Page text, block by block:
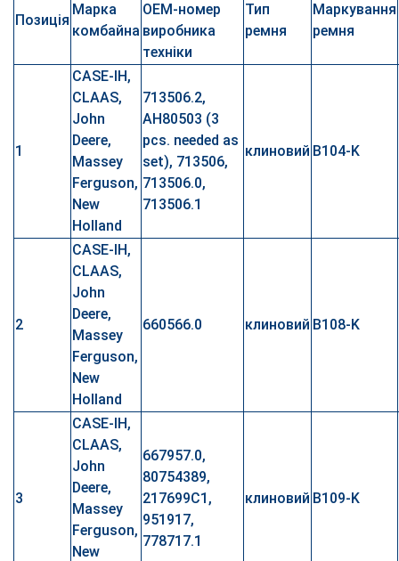
Позиція
Марка
комбайна
OEM-номер
виробника
техніки
Тип
ремня
Маркування
ремня
1
CASE-IH,
CLAAS,
John
Deere,
Massey
Ferguson,
New
Holland
713506.2,
AH80503 (3
pcs. needed as
set), 713506,
713506.0,
713506.1
клиновий B104-K
2
CASE-IH,
CLAAS,
John
Deere,
Massey
Ferguson,
New
Holland
660566.0 клиновий B108-K
3
CASE-IH,
CLAAS,
John
Deere,
Massey
Ferguson,
New
667957.0,
80754389,
217699C1,
951917,
778717.1
клиновий B109-K